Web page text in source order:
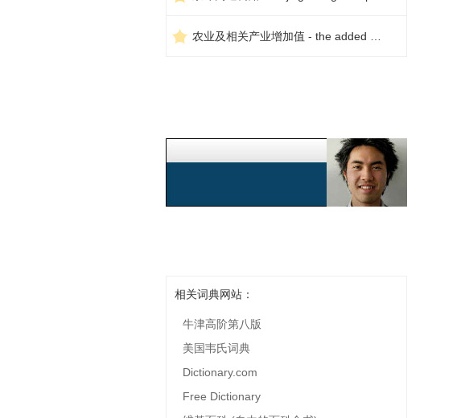
相关词典网站：
牛津高阶第八版
美国韦氏词典
Dictionary.com
Free Dictionary